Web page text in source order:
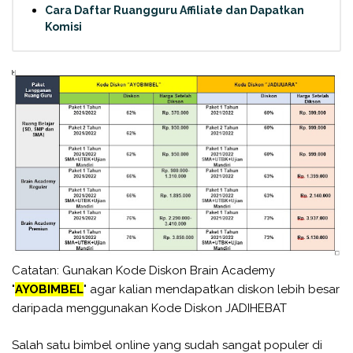
Cara Daftar Ruangguru Affiliate dan Dapatkan
Komisi
Catatan: Gunakan Kode Diskon Brain Academy
"AYOBIMBEL" agar kalian mendapatkan diskon lebih besar
daripada menggunakan Kode Diskon JADIHEBAT
Salah satu bimbel online yang sudah sangat populer di